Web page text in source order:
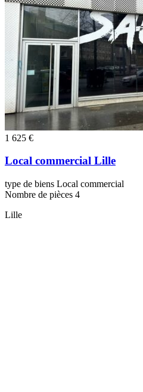
1 625 €
Local commercial Lille
type de biens Local commercial
Nombre de pièces 4
Lille